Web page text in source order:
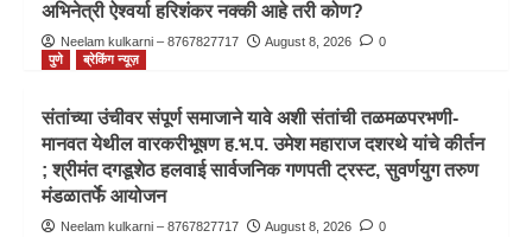
अभिनेत्री ऐश्वर्या हरिशंकर नक्की आहे तरी कोण?
Neelam kulkarni – 8767827717 August 8, 2026
0
पुणे
ब्रेकिंग न्यूज़
संतांच्या उंचीवर संपूर्ण समाजाने यावे अशी संतांची तळमळपरभणी-
मानवत येथील वारकरीभूषण ह.भ.प. उमेश महाराज दशरथे यांचे कीर्तन
; श्रीमंत दगडूशेठ हलवाई सार्वजनिक गणपती ट्रस्ट, सुवर्णयुग तरुण
मंडळातर्फे आयोजन
Neelam kulkarni – 8767827717 August 8, 2026 0